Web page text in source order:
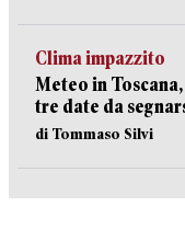
Clima impazzito
Meteo in
tre date da
di Tommaso Silvi